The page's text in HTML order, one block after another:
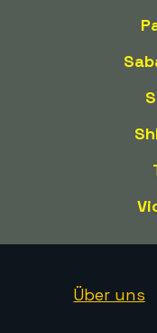
Über uns